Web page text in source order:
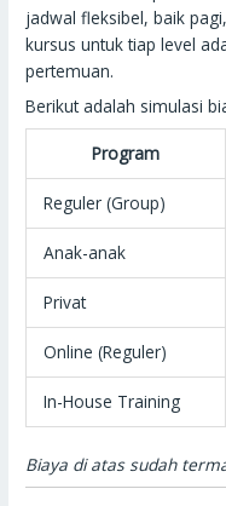
jadwal fleksibel, baik
kursus untuk tiap level
pertemuan.
Berikut adalah simulasi
Program
Reguler (Group)
Anak-anak
Privat
Online (Reguler)
In-House Training
Biaya di atas sudah